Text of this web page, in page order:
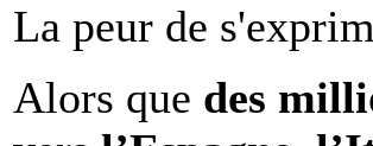
La peur de
Alors que des